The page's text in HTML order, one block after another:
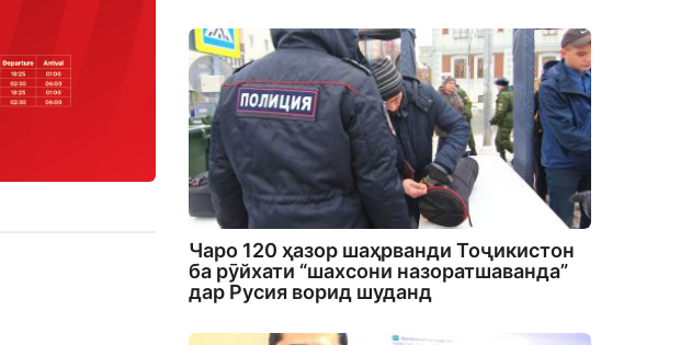
Чаро 120 ҳазор шаҳрванди Тоҷикистон
ба рӯйхати “шахсони назоратшаванда”
дар Русия ворид шуданд